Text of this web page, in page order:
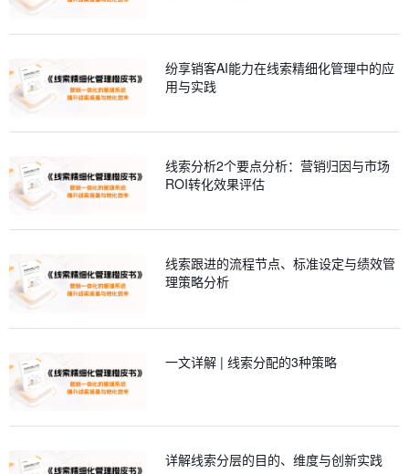
纷享销客AI能力在线索精细化管理中的应
用与实践
线索分析2个要点分析：营销归因与市场
ROI转化效果评估
线索跟进的流程节点、标准设定与绩效管
理策略分析
一文详解 | 线索分配的3种策略
详解线索分层的目的、维度与创新实践